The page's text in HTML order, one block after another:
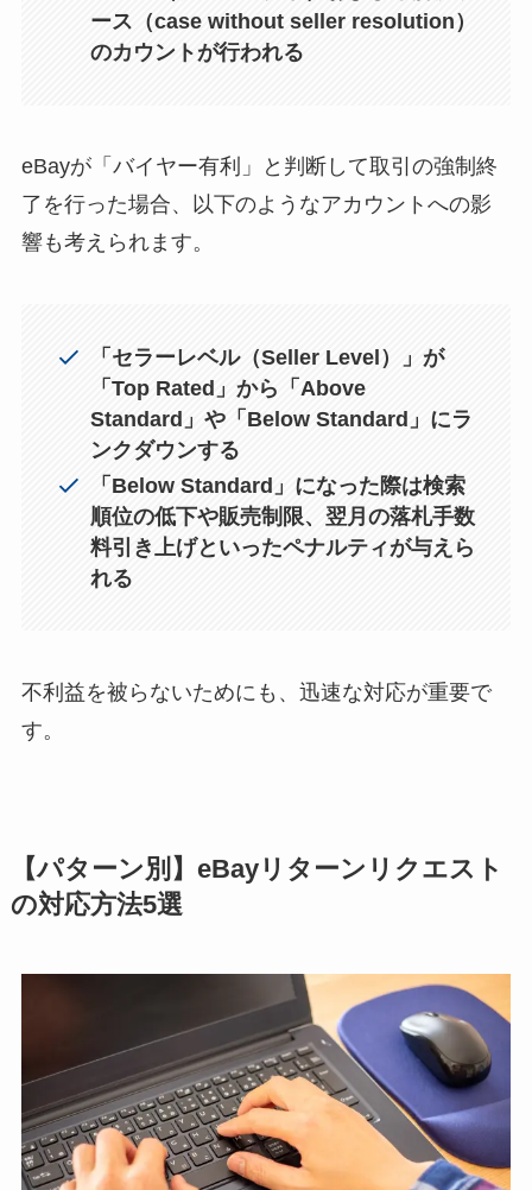
ース（case without seller resolution）
のカウントが行われる
eBayが「バイヤー有利」と判断して取引の強制終
了を行った場合、以下のようなアカウントへの影
響も考えられます。
「セラーレベル（Seller Level）」が
「Top Rated」から「Above
Standard」や「Below Standard」にラ
ンクダウンする
「Below Standard」になった際は検索
順位の低下や販売制限、翌月の落札手数
料引き上げといったペナルティが与えら
れる
不利益を被らないためにも、迅速な対応が重要で
す。
【パターン別】eBayリターンリクエスト
の対応方法5選